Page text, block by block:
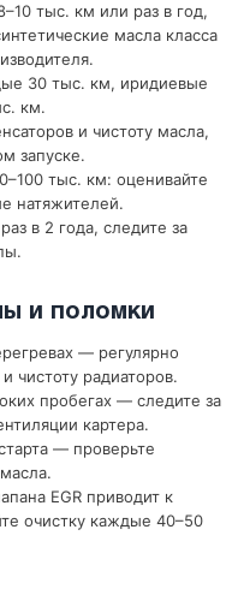
тыс. км или раз в год,
масла класса
30 тыс. км, иридиевые
км.
и чистоту масла,
запуске.
тыс. км: оценивайте
натяжителей.
в 2 года, следите за
и поломки
— регулярно
чистоту радиаторов.
пробегах — следите за
картера.
— проверьте
EGR приводит к
очистку каждые 40–50